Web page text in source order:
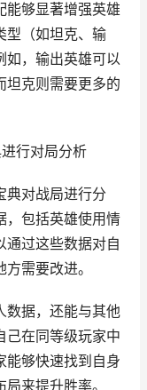
能够显著增强英雄
型（如坦克、输
如，输出英雄可以
坦克则需要更多的
行对局分析
典对战局进行分
，包括英雄使用情
通过这些数据对自
需要改进。
数据，还能与其他
己在同等级玩家中
能够快速找到自身
来提升胜率。